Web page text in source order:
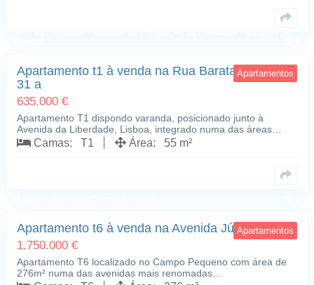
Apartamentos
Apartamento t1 à venda na Rua Barata Salgueiro,
31 a
635.000 €
Apartamento T1 dispondo varanda, posicionado junto à
Avenida da Liberdade, Lisboa, integrado numa das áreas…
Camas: T1 Área: 55 m²
Apartamentos
Apartamento t6 à venda na Avenida Júlio Dinis
1.750.000 €
Apartamento T6 localizado no Campo Pequeno com área de
276m² numa das avenidas mais renomadas…